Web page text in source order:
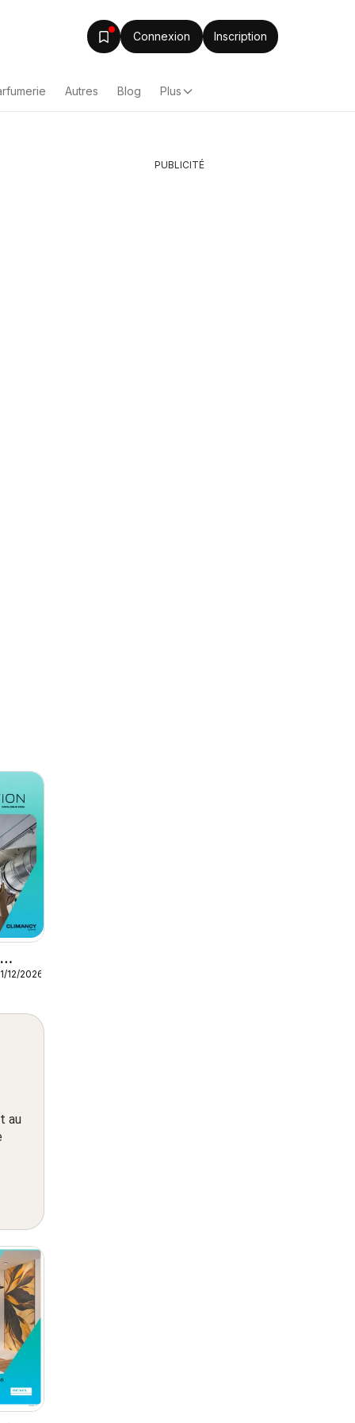
Connexion Inscription
Autres Blog Plus
12/2026
au
PUBLICITÉ